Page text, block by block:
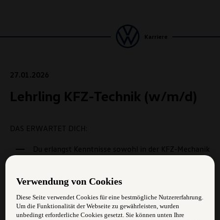
Karriere
27.01.2026
Lehrling KFZ-Technik (w/m/d)
DAS ERWARTET DICH:
Du erlangst Kenntnisse sowohl in der KFZ-Mechanik
Du stellst Defekte und deren Ursache mit Hilfe von
fest
Verwendung von Cookies
Diese Seite verwendet Cookies für eine bestmögliche Nutzererfahrung.
Um die Funktionalität der Webseite zu gewährleisten, wurden
unbedingt erforderliche Cookies gesetzt. Sie können unten Ihre